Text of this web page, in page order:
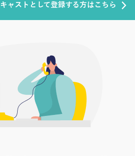
キャストとして登録する方はこちら